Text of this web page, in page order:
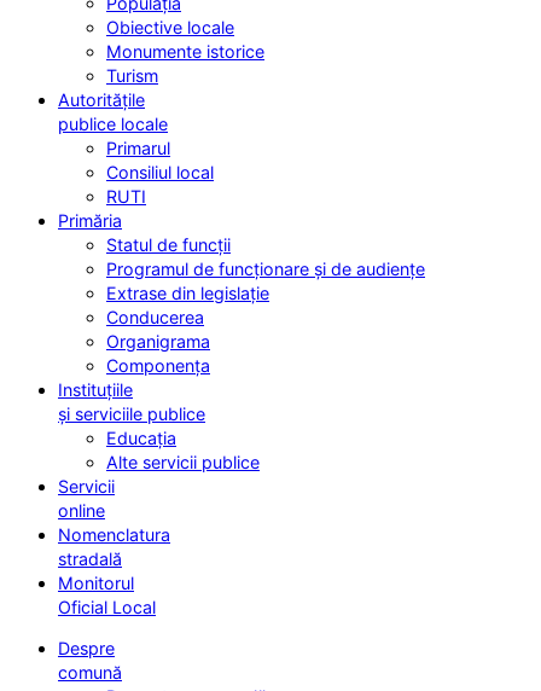
Obiective locale
Monumente istorice
Turism
Autoritățile
publice locale
Primarul
Consiliul local
RUTI
Primăria
Statul de funcții
Programul de funcționare și de audiențe
Extrase din legislație
Conducerea
Organigrama
Componența
Instituțiile
și serviciile publice
Educația
Alte servicii publice
Servicii
online
Nomenclatura
stradală
Monitorul
Oficial Local
Despre
comună